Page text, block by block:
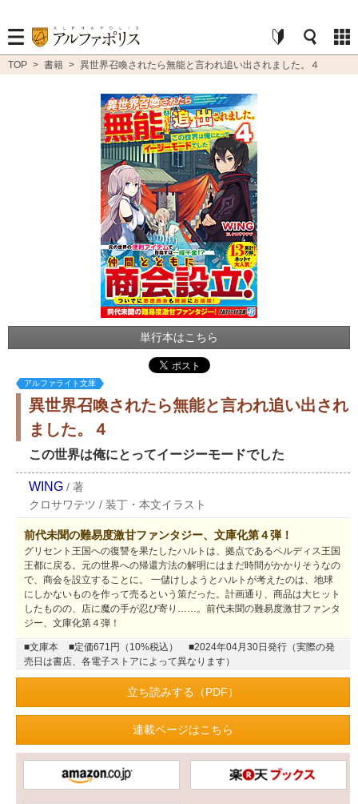
TOP > 書籍 > 異世界召喚されたら無能と言われ追い出されました。４
単行本はこちら
アルファライト文庫
異世界召喚されたら無能と言われ追い出され
ました。４
この世界は俺にとってイージーモードでした
WING / 著
クロサワテツ / 装丁・本文イラスト
前代未聞の難易度激甘ファンタジー、文庫化第４弾！
グリセント王国への復讐を果たしたハルトは、拠点であるペルディス王国
王都に戻る。元の世界への帰還方法の解明にはまだ時間がかかりそうなの
で、商会を設立することに。 一儲けしようとハルトが考えたのは、地球
にしかないものを作って売るという策だった。計画通り、商品は大ヒット
したものの、店に魔の手が忍び寄り……。前代未聞の難易度激甘ファンタ
ジー、文庫化第４弾！
■文庫本 ■定価671円（10%税込）
■2024年04月30日発行（実際の発
売日は書店、各電子ストアによって異なります）
立ち読みする（PDF）
連載ページはこちら